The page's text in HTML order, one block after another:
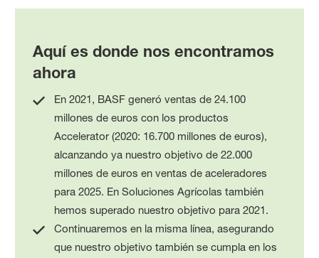
Aquí es donde nos encontramos
ahora
En 2021, BASF generó ventas de 24.100
millones de euros con los productos
Accelerator (2020: 16.700 millones de euros),
alcanzando ya nuestro objetivo de 22.000
millones de euros en ventas de aceleradores
para 2025. En Soluciones Agrícolas también
hemos superado nuestro objetivo para 2021.
Continuaremos en la misma línea, asegurando
que nuestro objetivo también se cumpla en los